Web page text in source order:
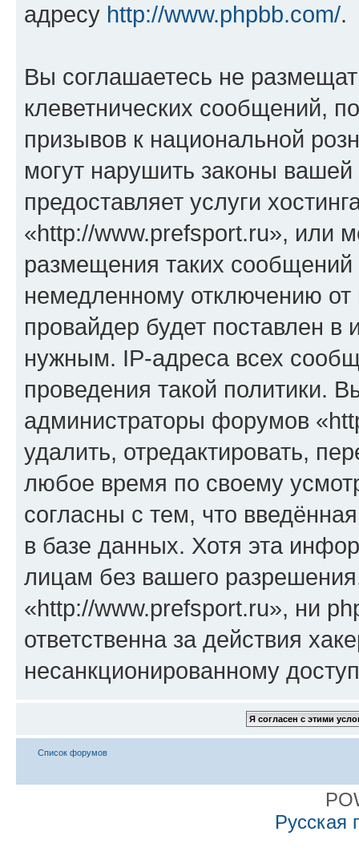
адресу http://www.phpbb.com/.
Вы соглашаетесь не
клеветнических сообщений,
призывов к национальной
могут нарушить законы
предоставляет услуги
«http://www.prefsport.ru», или
размещения таких
немедленному отключению
провайдер будет поставлен в
нужным. IP-адреса всех
проведения такой политики.
администраторы форумов
удалить, отредактировать,
любое время по своему
согласны с тем, что
в базе данных. Хотя эта
лицам без вашего
«http://www.prefsport.ru», ни
ответственна за действия
несанкционированному
Список форумов
Русская